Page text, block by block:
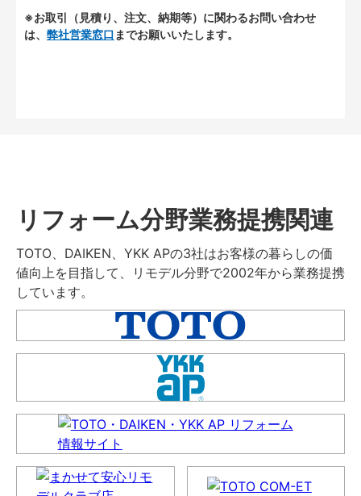
※お取引（見積り、注文、納期等）に関わるお問い合わせ
は、 弊社営業窓口 までお願いいたします。
リフォーム分野業務提携関連
TOTO、DAIKEN、YKK APの3社はお客様の暮らしの価
値向上を目指して、リモデル分野で2002年から業務提携
しています。